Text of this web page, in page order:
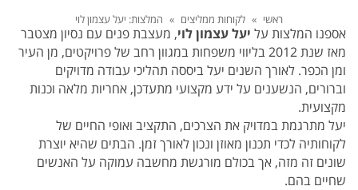
ראשי » לקוחות ממליצים » המלצות: יעל עצמון לוי
אספנו המלצות על יעל עצמון לוי, מעצבת פנים עם נסיון מצטבר
מאז שנת 2012 בליווי משפחות במגוון רחב של פרויקטים, מן העיר
ומן הכפר. לאורך השנים יעל ביססה תהליכי עבודה מדויקים
וברורים, הנשענים על ידע מקצועי מתעדכן, אחריות מלאה וכנות
מקצועית.
יעל מתרגמת במדויק את הצרכים, התקציב ואופי החיים של
לקוחותיה לכדי תכנון מאוזן ונכון לאורך זמן. הבתים שהיא יוצרת
שונים זה מזה, אך בכולם מורגשת מחשבה עמוקה על האנשים
שחיים בהם.